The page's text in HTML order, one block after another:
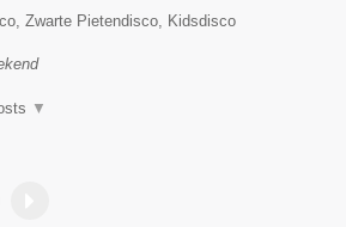
Zwarte Pietendisco, Kidsdisco
▼